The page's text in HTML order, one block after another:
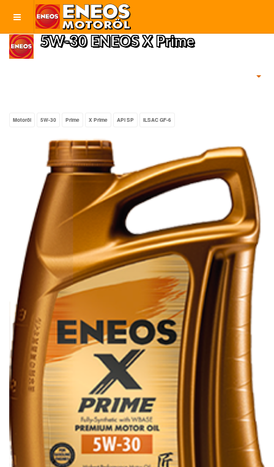
5W-30 ENEOS X Prime
Motoröl 5W-30 Prime X Prime API SP ILSAC GF-6